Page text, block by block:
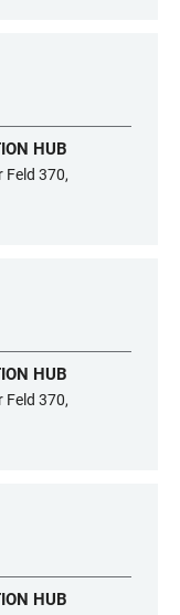
HUB
Feld 370,
HUB
Feld 370,
HUB